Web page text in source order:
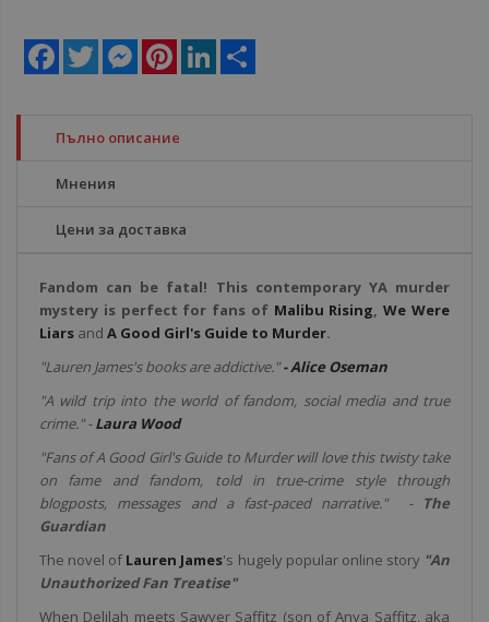
Facebook
Twitter MessengerPinterestLinkedIn
Пълно описание
Мнения
Цени за доставка
Fandom can be fatal! This contemporary YA murder
mystery is perfect for fans of Malibu Rising,We Were
Liars and A Good Girl's Guide to Murder.
"Lauren James's books are addictive."- Alice Oseman
"A wild trip into the world of fandom, social media and true
crime." -Laura Wood
"Fans of A Good Girl's Guide to Murder will love this twisty take
on fame and fandom, told in true-crime style through
blogposts, messages and a fast-paced narrative." - The
Guardian
The novel of Lauren James's hugely popular online story "An
Unauthorized Fan Treatise"
When Delilah meets Sawyer Saffitz (son of Anya Saffitz, aka